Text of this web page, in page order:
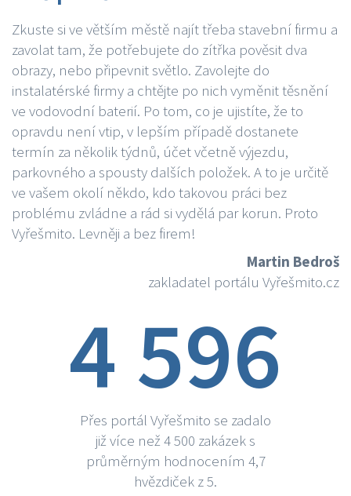
Zkuste si ve větším městě najít třeba stavební firmu a
zavolat tam, že potřebujete do zítřka pověsit dva
obrazy, nebo připevnit světlo. Zavolejte do
instalatérské firmy a chtějte po nich vyměnit těsnění
ve vodovodní baterií. Po tom, co je ujistíte, že to
opravdu není vtip, v lepším případě dostanete
termín za několik týdnů, účet včetně výjezdu,
parkovného a spousty dalších položek. A to je určitě
ve vašem okolí někdo, kdo takovou práci bez
problému zvládne a rád si vydělá par korun. Proto
Vyřešmito. Levněji a bez firem!
Martin Bedroš
zakladatel portálu Vyřešmito.cz
4 596
Přes portál Vyřešmito se zadalo
již více než 4 500 zakázek s
průměrným hodnocením 4,7
hvězdiček z 5.